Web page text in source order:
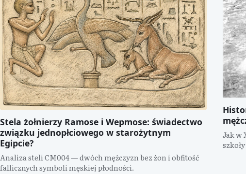
Stela żołnierzy Ramose i Wepmose: świadectwo
związku jednopłciowego w starożytnym
Egipcie?
Analiza steli CM004 — dwóch mężczyzn bez żon i obfitość
fallicznych symboli męskiej płodności.
Jak w